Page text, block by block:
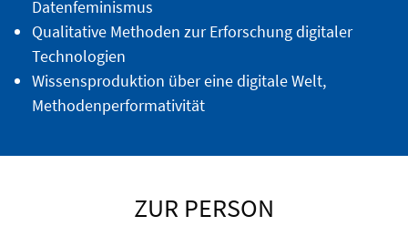
Datenfeminismus
Qualitative Methoden zur Erforschung digitaler
Technologien
Wissensproduktion über eine digitale Welt,
Methodenperformativität
ZUR PERSON